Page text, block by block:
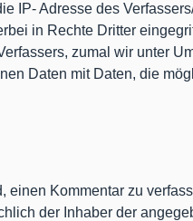
IP- Adresse des
in Rechte Dritter
zumal wir unter
Daten mit Daten, die
Kommentar zu
der Inhaber der